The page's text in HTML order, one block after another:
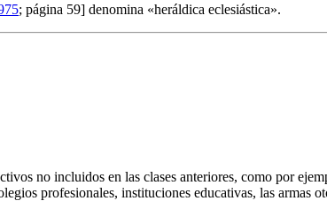
; página 59] denomina «heráldica eclesiástica».
no incluidos en las clases anteriores, como por
profesionales, instituciones educativas, las armas